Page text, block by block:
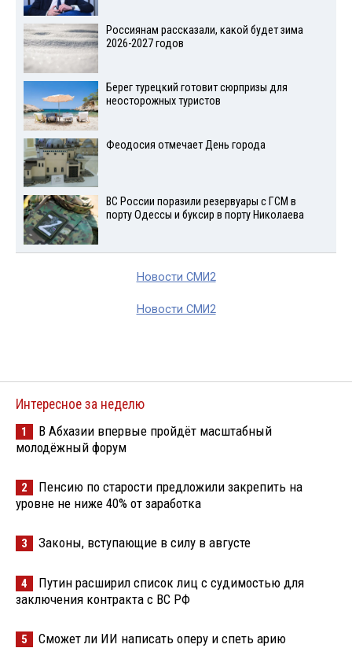
Россиянам рассказали, какой будет зима
2026-2027 годов
Берег турецкий готовит сюрпризы для
неосторожных туристов
Феодосия отмечает День города
ВС России поразили резервуары с ГСМ в
порту Одессы и буксир в порту Николаева
Новости СМИ2
Новости СМИ2
Интересное за неделю
1
В Абхазии впервые пройдёт масштабный
молодёжный форум
2
Пенсию по старости предложили закрепить на
уровне не ниже 40% от заработка
3 Законы, вступающие в силу в августе
4
Путин расширил список лиц с судимостью для
заключения контракта с ВС РФ
5 Сможет ли ИИ написать оперу и спеть арию